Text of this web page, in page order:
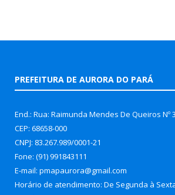
PREFEITURA DE AURORA DO PARÁ
End.: Rua: Raimunda Mendes De Queiros Nº
CEP: 68658-000
CNPJ: 83.267.989/0001-21
Fone: (91) 991843111
E-mail: pmapaurora@gmail.com
Horário de atendimento: De Segunda à